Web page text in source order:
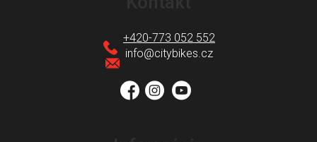
info@citybikes.cz
+420-773 052 552